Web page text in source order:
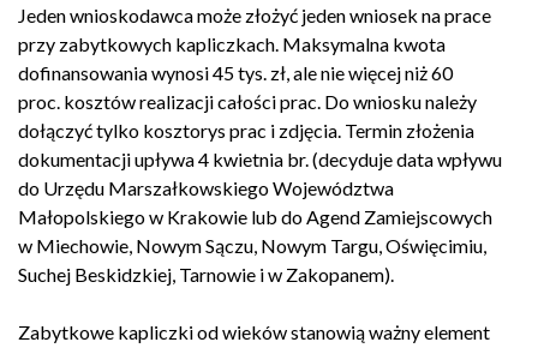
Jeden wnioskodawca może złożyć jeden wniosek na prace
przy zabytkowych kapliczkach. Maksymalna kwota
dofinansowania wynosi 45 tys. zł, ale nie więcej niż 60
proc. kosztów realizacji całości prac. Do wniosku należy
dołączyć tylko kosztorys prac i zdjęcia. Termin złożenia
dokumentacji upływa 4 kwietnia br. (decyduje data wpływu
do Urzędu Marszałkowskiego Województwa
Małopolskiego w Krakowie lub do Agend Zamiejscowych
w Miechowie, Nowym Sączu, Nowym Targu, Oświęcimiu,
Suchej Beskidzkiej, Tarnowie i w Zakopanem).
Zabytkowe kapliczki od wieków stanowią ważny element